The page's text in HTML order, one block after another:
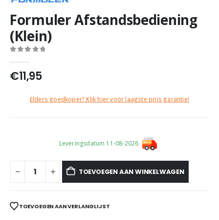
Formuler Afstandsbediening
(Klein)
€11,95
Elders goedkoper? Klik hier voor laagste prijs garantie!
Leveringsdatum 11-08-2026
TOEVOEGEN AAN WINKELWAGEN
TOEVOEGEN AAN VERLANGLIJST